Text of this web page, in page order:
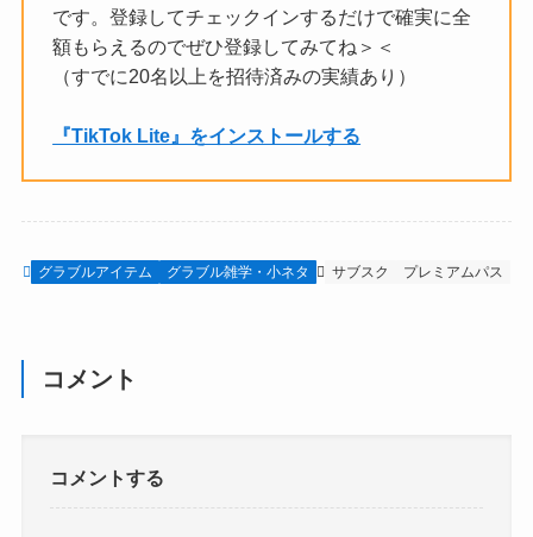
です。登録してチェックインするだけで確実に全
額もらえるのでぜひ登録してみてね＞＜
（すでに20名以上を招待済みの実績あり）
『TikTok Lite』をインストールする
グラブルアイテム グラブル雑学・小ネタ サブスク プレミアムパス
コメント
コメントする